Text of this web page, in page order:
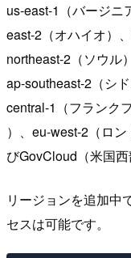
us-east-1（バージニ
east-2（オハイオ）
northeast-2（ソウル
ap-southeast-2（シ
central-1（フランク
）、eu-west-2（ロ
びGovCloud（米国
リージョンを追加中
セスは可能です。